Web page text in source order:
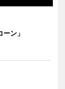
ン」